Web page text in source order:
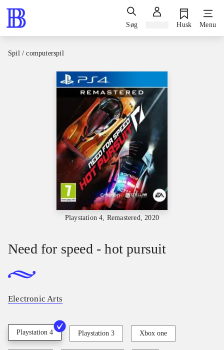
Søg Husk Menu
Spil / computerspil
Playstation 4, Remastered, 2020
Need for speed - hot pursuit
Electronic Arts
Playstation 4 Playstation 3 Xbox one